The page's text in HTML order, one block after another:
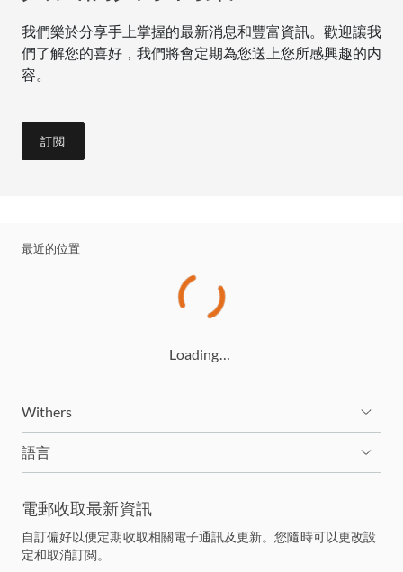
我們樂於分享手上掌握的最新消息和豐富資訊。歡迎讓我
們了解您的喜好，我們將會定期為您送上您所感興趣的内
容。
訂閲
最近的位置
Loading…
Withers
語言
電郵收取最新資訊
自訂偏好以便定期收取相關電子通訊及更新。您隨時可以更改設
定和取消訂閲。